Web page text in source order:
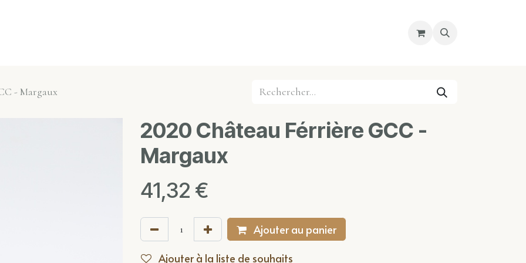
Cours
- Margaux
2020 Château Férrière GCC -
Margaux
41,32 €
Ajouter au panier
Ajouter à la liste de souhaits